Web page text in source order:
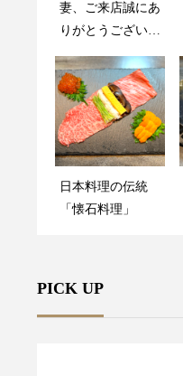
妻、ご来店誠にあ
りがとうございま
した。
日本料理の伝統
「懐石料理」
PICK UP